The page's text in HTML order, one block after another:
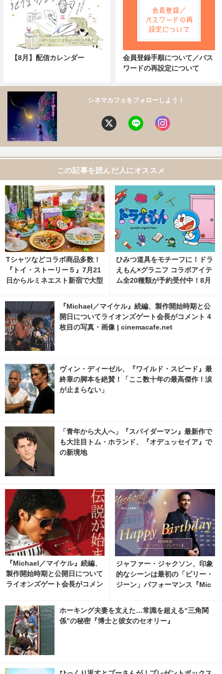
【8月】配信カレンダー
会員登録手順について／パス
ワードの再設定について
シネマカフェをフォローしよう！
この記事を読んだ人にオススメ
Tシャツなどコラボ商品多数！
『トイ・ストーリー５』7月21
日からルミネエスト新宿で大型
ひみつ道具をモチーフに！ドラ
えもん×グラニフ コラボアイテ
ム全20種類が予約受付中！8月
『Michael／マイケル』続編、製作開始時期と公
開日についてライオンズゲート会長がコメント 4
枚目の写真・画像 | cinemacafe.net
ヴィン・ディーゼル、『ワイルド・スピード』最
終章の脚本を絶賛！「ここ数十年の最高傑作！涙
が止まらない」
「青年から大人へ」『スパイダーマン』最新作で
も大注目トム・ホランド、『オデュッセイア』で
の新境地
『Michael／マイケル』続編、
製作開始時期と公開日について
ライオンズゲート会長がコメン
acafe.net
ジャファー・ジャクソン、印象
的なシーンは最初の「ビリー・
ジーン」パフォーマンス『Mic
動画
ホーキング夫妻を支えた…常識を超える“三角関
係”の秘密『博士と彼女のセオリー』